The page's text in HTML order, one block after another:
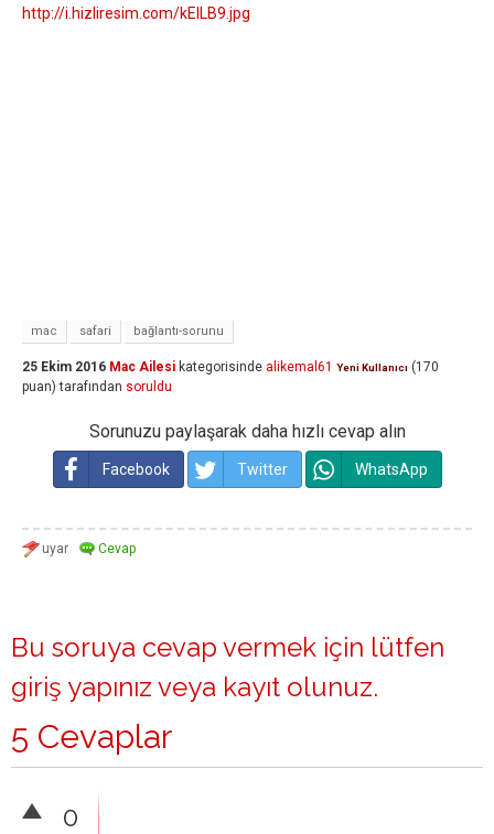
http://i.hizliresim.com/kElLB9.jpg
mac safari bağlantı-sorunu
25 Ekim 2016 Mac Ailesi kategorisinde alikemal61 Yeni Kullanıcı (170
puan) tarafından soruldu
Sorunuzu paylaşarak daha hızlı cevap alın
Facebook Twitter WhatsApp
Bu soruya cevap vermek için lütfen
giriş yapınız veya kayıt olunuz.
5 Cevaplar
0